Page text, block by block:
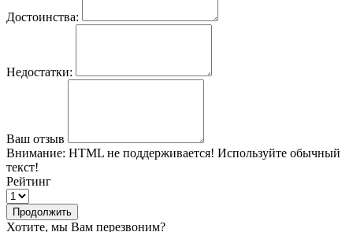
Достоинства:
Недостатки:
Ваш отзыв
Внимание: HTML не поддерживается! Используйте обычный
текст!
Рейтинг
Продолжить
Хотите, мы Вам перезвоним?